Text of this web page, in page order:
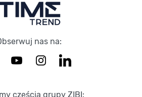
nas na:
częścią grupy ZIBI: